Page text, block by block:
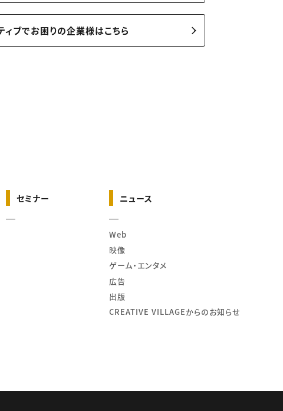
ィブでお困りの企業様はこちら
セミナー ニュース
Web
映像
ゲーム・エンタメ
広告
出版
CREATIVE VILLAGEからのお知らせ